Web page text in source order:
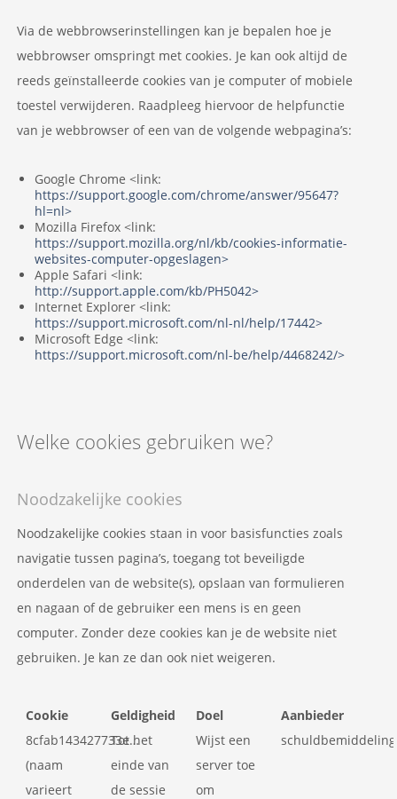
Via de webbrowserinstellingen kan je bepalen hoe je
webbrowser omspringt met cookies. Je kan ook altijd de
reeds geïnstalleerde cookies van je computer of mobiele
toestel verwijderen. Raadpleeg hiervoor de helpfunctie
van je webbrowser of een van de volgende webpagina’s:
Google Chrome <link:
https://support.google.com/chrome/answer/95647?
hl=nl>
Mozilla Firefox <link:
https://support.mozilla.org/nl/kb/cookies-informatie-
websites-computer-opgeslagen>
Apple Safari <link:
http://support.apple.com/kb/PH5042>
Internet Explorer <link:
https://support.microsoft.com/nl-nl/help/17442>
Microsoft Edge <link:
https://support.microsoft.com/nl-be/help/4468242/>
Welke cookies gebruiken we?
Noodzakelijke cookies
Noodzakelijke cookies staan in voor basisfuncties zoals
navigatie tussen pagina’s, toegang tot beveiligde
onderdelen van de website(s), opslaan van formulieren
en nagaan of de gebruiker een mens is en geen
computer. Zonder deze cookies kan je de website niet
gebruiken. Je kan ze dan ook niet weigeren.
Cookie
8cfab143427733e…
(naam
varieert
Geldigheid
Tot het
einde van
de sessie
Doel
Wijst een
server toe
om
Aanbieder